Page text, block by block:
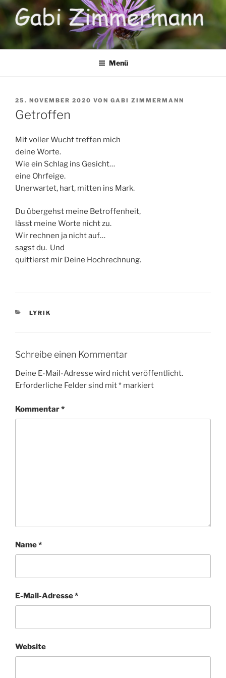
Zum
Inhalt
springen
Menü
VERÖFFENTLICHT
AM
25. NOVEMBER 2020 VON GABI ZIMMERMANN
Getroffen
Mit voller Wucht treffen mich
deine Worte.
Wie ein Schlag ins Gesicht…
eine Ohrfeige.
Unerwartet, hart, mitten ins Mark.
Du übergehst meine Betroffenheit,
lässt meine Worte nicht zu.
Wir rechnen ja nicht auf…
sagst du. Und
quittierst mir Deine Hochrechnung.
KATEGORIEN
LYRIK
Schreibe einen Kommentar
Deine E-Mail-Adresse wird nicht veröffentlicht.
Erforderliche Felder sind mit* markiert
Kommentar*
Name*
E-Mail-Adresse*
Website